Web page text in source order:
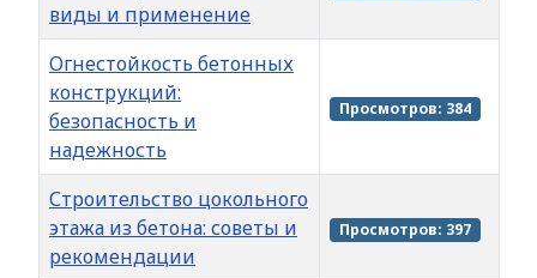
виды и применение
Огнестойкость бетонных
конструкций:
безопасность и
надежность
Просмотров: 384
Строительство цокольного
этажа из бетона: советы и
рекомендации
Просмотров: 397